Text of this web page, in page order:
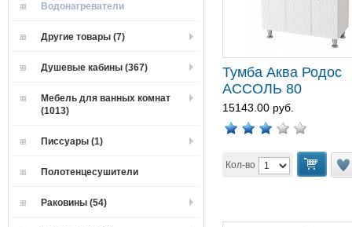
Тумба Аква Родос
АССОЛЬ 80
15143.00 руб.
Кол-во
Водонагреватели
Другие товары (7)
Душевые кабины (367)
Мебель для ванных комнат
(1013)
Писсуары (1)
Полотенцесушители
Раковины (54)